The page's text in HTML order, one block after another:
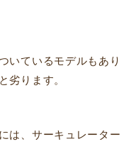
いているモデルもあり
劣ります。
は、サーキュレーター